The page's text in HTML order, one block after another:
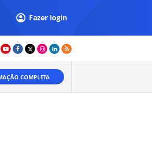
Fazer login
COMPLETA